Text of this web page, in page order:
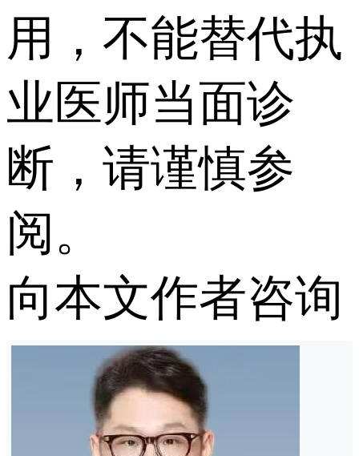
用，不能替代执
业医师当面诊
断，请谨慎参
阅。
向本文作者咨询